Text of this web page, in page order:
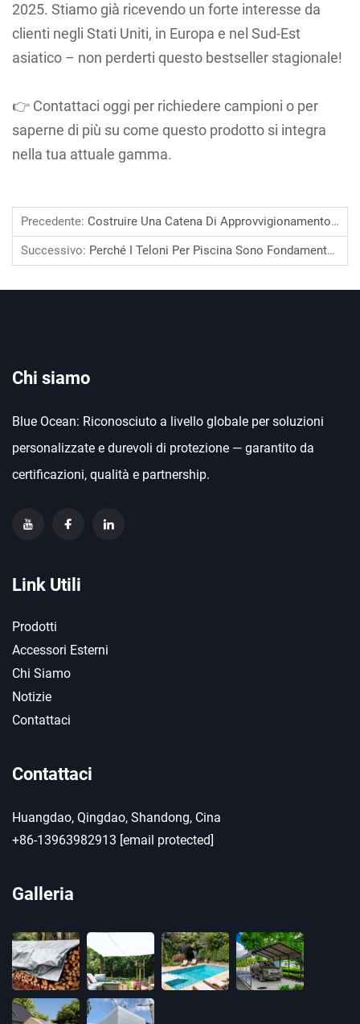
2025. Stiamo già ricevendo un forte interesse da
clienti negli Stati Uniti, in Europa e nel Sud-Est
asiatico – non perderti questo bestseller stagionale!
👉 Contattaci oggi per richiedere campioni o per
saperne di più su come questo prodotto si integra
nella tua attuale gamma.
Precedente: Costruire Una Catena Di Approvvigionamento Pronta Per Il Futuro: Il Nuovo Stabilimento Blue Ocean In Thailandia 🇹🇭
Successivo: Perché I Teloni Per Piscina Sono Fondamentali Per La Sicurezza Degli Impianti
Chi siamo
Blue Ocean: Riconosciuto a livello globale per soluzioni
personalizzate e durevoli di protezione — garantito da
certificazioni, qualità e partnership.
Link Utili
Prodotti
Accessori Esterni
Chi Siamo
Notizie
Contattaci
Contattaci
Huangdao, Qingdao, Shandong, Cina
+86-13963982913 [email protected]
Galleria